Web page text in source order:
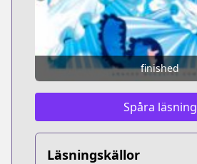
finished
Spåra läsning
Läsningskällor